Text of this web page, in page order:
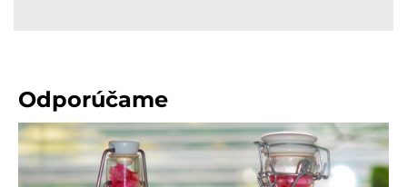
Odporúčame